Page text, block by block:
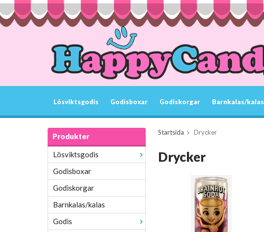
Lösviktsgodis Godisboxar Godiskorgar Barnkalas/kalas
Produkter
Lösviktsgodis
Godisboxar
Godiskorgar
Barnkalas/kalas
Godis
Startsida Drycker
Drycker